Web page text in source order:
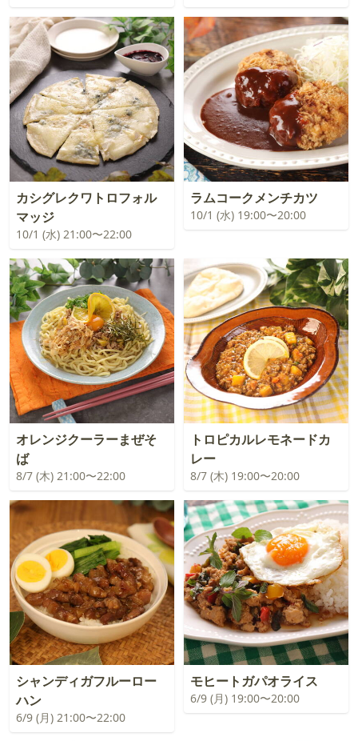
カシグレクワトロフォル
マッジ
10/1 (水) 21:00〜22:00
ラムコークメンチカツ
10/1 (水) 19:00〜20:00
オレンジクーラーまぜそ
ば
8/7 (木) 21:00〜22:00
トロピカルレモネードカ
レー
8/7 (木) 19:00〜20:00
シャンディガフルーロー
ハン
6/9 (月) 21:00〜22:00
モヒートガパオライス
6/9 (月) 19:00〜20:00